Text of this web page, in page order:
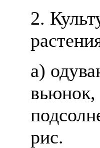
2.
а)
вьюнок,
рис.